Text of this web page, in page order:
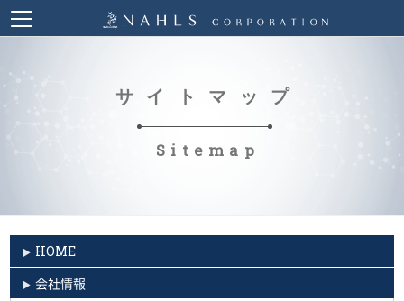
サイトマップ
Sitemap
HOME
会社情報